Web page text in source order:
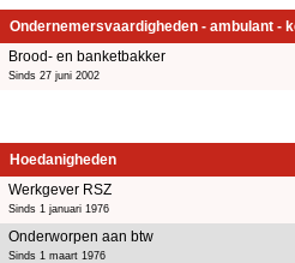
Ondernemersvaardigheden - ambulant -
Brood- en banketbakker
Sinds 27 juni 2002
Hoedanigheden
Werkgever RSZ
Sinds 1 januari 1976
Onderworpen aan btw
Sinds 1 maart 1976